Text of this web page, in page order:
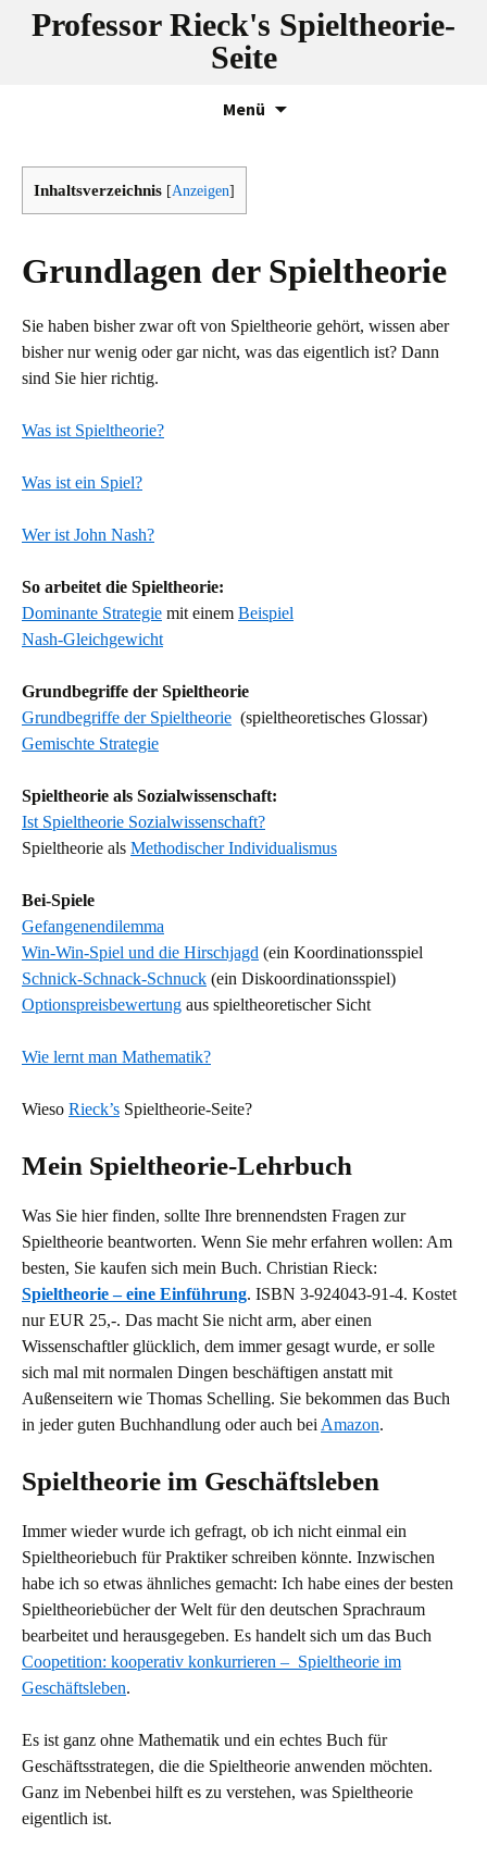
Professor Rieck's Spieltheorie-
Seite
Menü
Inhaltsverzeichnis [Anzeigen]
Grundlagen der Spieltheorie
Sie haben bisher zwar oft von Spieltheorie gehört, wissen aber
bisher nur wenig oder gar nicht, was das eigentlich ist? Dann
sind Sie hier richtig.
Was ist Spieltheorie?
Was ist ein Spiel?
Wer ist John Nash?
So arbeitet die Spieltheorie:
Dominante Strategie mit einem Beispiel
Nash-Gleichgewicht
Grundbegriffe der Spieltheorie
Grundbegriffe der Spieltheorie (spieltheoretisches Glossar)
Gemischte Strategie
Spieltheorie als Sozialwissenschaft:
Ist Spieltheorie Sozialwissenschaft?
Spieltheorie als Methodischer Individualismus
Bei-Spiele
Gefangenendilemma
Win-Win-Spiel und die Hirschjagd (ein Koordinationsspiel
Schnick-Schnack-Schnuck (ein Diskoordinationsspiel)
Optionspreisbewertung aus spieltheoretischer Sicht
Wie lernt man Mathematik?
Wieso Rieck’s Spieltheorie-Seite?
Mein Spieltheorie-Lehrbuch
Was Sie hier finden, sollte Ihre brennendsten Fragen zur
Spieltheorie beantworten. Wenn Sie mehr erfahren wollen: Am
besten, Sie kaufen sich mein Buch. Christian Rieck:
Spieltheorie – eine Einführung. ISBN 3-924043-91-4. Kostet
nur EUR 25,-. Das macht Sie nicht arm, aber einen
Wissenschaftler glücklich, dem immer gesagt wurde, er solle
sich mal mit normalen Dingen beschäftigen anstatt mit
Außenseitern wie Thomas Schelling. Sie bekommen das Buch
in jeder guten Buchhandlung oder auch bei Amazon.
Spieltheorie im Geschäftsleben
Immer wieder wurde ich gefragt, ob ich nicht einmal ein
Spieltheoriebuch für Praktiker schreiben könnte. Inzwischen
habe ich so etwas ähnliches gemacht: Ich habe eines der besten
Spieltheoriebücher der Welt für den deutschen Sprachraum
bearbeitet und herausgegeben. Es handelt sich um das Buch
Coopetition: kooperativ konkurrieren – Spieltheorie im
Geschäftsleben.
Es ist ganz ohne Mathematik und ein echtes Buch für
Geschäftsstrategen, die die Spieltheorie anwenden möchten.
Ganz im Nebenbei hilft es zu verstehen, was Spieltheorie
eigentlich ist.